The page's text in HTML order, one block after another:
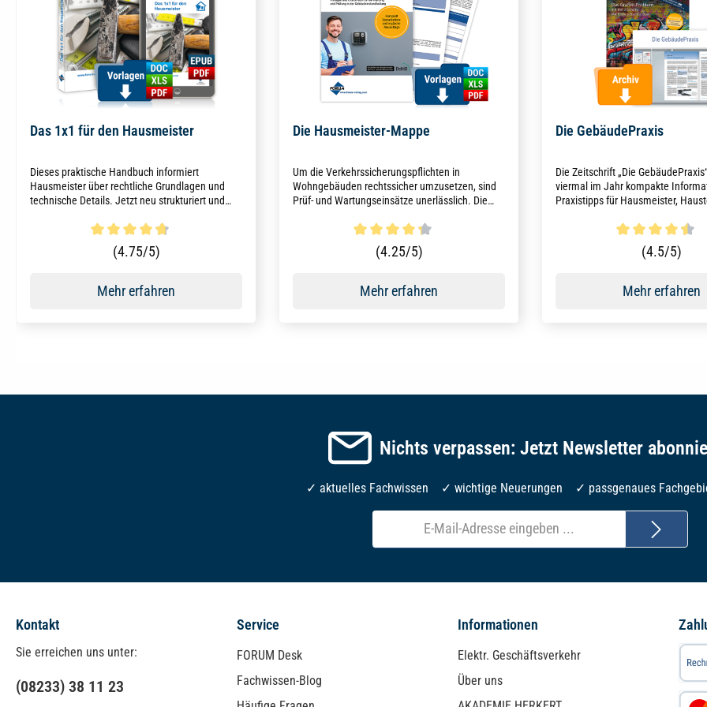
Das 1x1 für den Hausmeister
Dieses praktische Handbuch informiert
Hausmeister über rechtliche Grundlagen und
technische Details. Jetzt neu strukturiert und
Durchschnittliche Bewertung von 4.8 von 5 Sternen
(4.75/5)
Mehr erfahren
Die Hausmeister-Mappe
Um die Verkehrssicherungspflichten in
Wohngebäuden rechtssicher umzusetzen, sind
Prüf- und Wartungseinsätze unerlässlich. Die
unterstützt Sie mit Formularen und Checklisten
strukturiert bei der Umsetzung.
Durchschnittliche Bewertung von 4.3 von 5 Sternen
(4.25/5)
Mehr erfahren
Die GebäudePraxis
Die Zeitschrift „Die
viermal im Jahr kompakte
Praxistipps für Hausmeister,
stehen Instandhaltung, Wartung
von Gebäudeanlagen sowie
Anforderungen und aktuelle
Durchschnittliche(4.5/5)
Mehr erfahren
Nichts verpassen: Jetzt Newsletter
✓ aktuelles Fachwissen ✓ wichtige Neuerungen ✓ passgenaues
Kontakt
Sie erreichen uns unter:
(08233) 38 11 23
Service
FORUM Desk
Fachwissen-Blog
Informationen
Elektr. Geschäftsverkehr
Über uns